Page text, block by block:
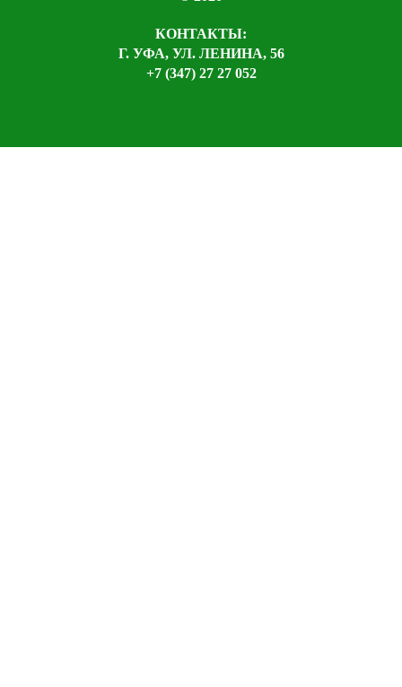
КОНТАКТЫ:
Г. УФА, УЛ. ЛЕНИНА, 56
+7 (347) 27 27 052